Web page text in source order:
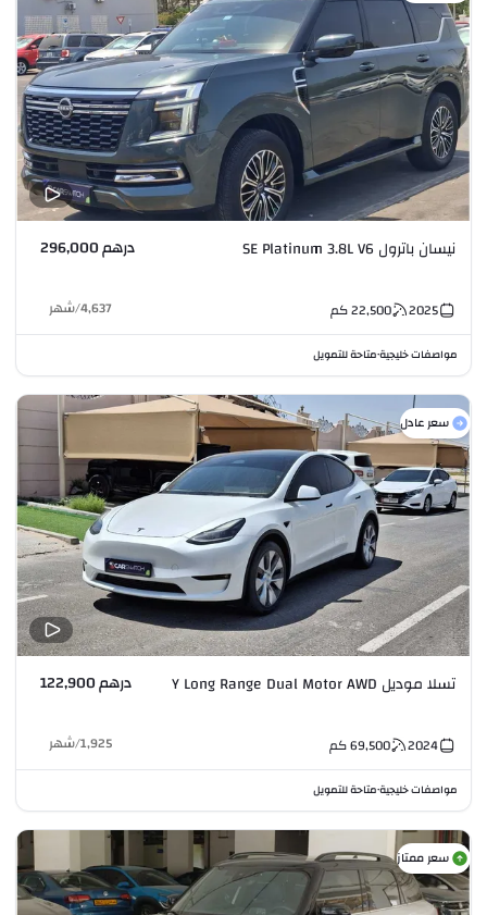
نيسان باترول SE Platinum 3.8L V6 درهم 296,000
2025
22,500كم 4,637
/شهر
مواصفات خليجية•متاحة للتمويل
سعر عادل
تسلا موديل Y Long Range Dual Motor AWD درهم 122,900
2024
69,500كم 1,925
/شهر
مواصفات خليجية•متاحة للتمويل
سعر ممتاز